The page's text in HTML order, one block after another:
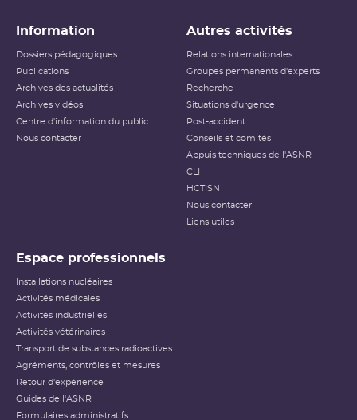
Information
Dossiers pédagogiques
Publications
Archives des actualités
Archives vidéos
Centre d'information du public
Nous contacter
Autres activités
Relations internationales
Groupes permanents d'experts
Recherche
Situations d'urgence
Post-accident
Conseils et comités
Appuis techniques de l'ASNR
CLI
HCTISN
Nous contacter
Liens utiles
Espace professionnels
Installations nucléaires
Activités médicales
Activités industrielles
Activités vétérinaires
Transport de substances radioactives
Agréments, contrôles et mesures
Retour d'expérience
Guides de l'ASNR
Formulaires administratifs